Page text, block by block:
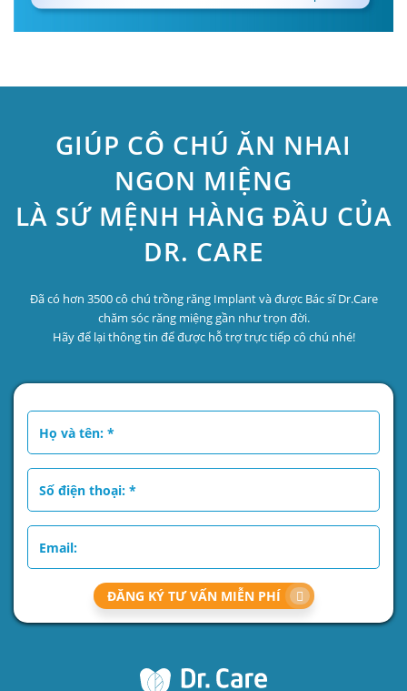
GIÚP CÔ CHÚ ĂN NHAI
NGON MIỆNG
LÀ SỨ MỆNH HÀNG ĐẦU CỦA
DR. CARE
Đã có hơn 3500 cô chú trồng răng Implant và được Bác sĩ Dr.Care
chăm sóc răng miệng gần như trọn đời.
Hãy để lại thông tin để được hỗ trợ trực tiếp cô chú nhé!
ĐĂNG KÝ TƯ VẤN MIỄN PHÍ